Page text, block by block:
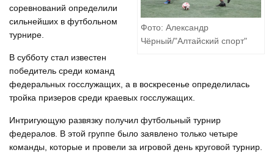
Фото: Александр
Чёрный/"Алтайский спорт"
соревнований определили
сильнейших в футбольном
турнире.
В субботу стал известен
победитель среди команд
федеральных госслужащих, а в воскресенье определилась
тройка призеров среди краевых госслужащих.
Интригующую развязку получил футбольный турнир
федералов. В этой группе было заявлено только четыре
команды, которые и провели за игровой день круговой турнир.